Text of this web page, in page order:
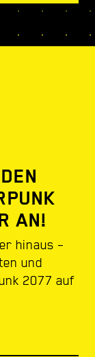
AN!
hinaus –
und
2077 auf